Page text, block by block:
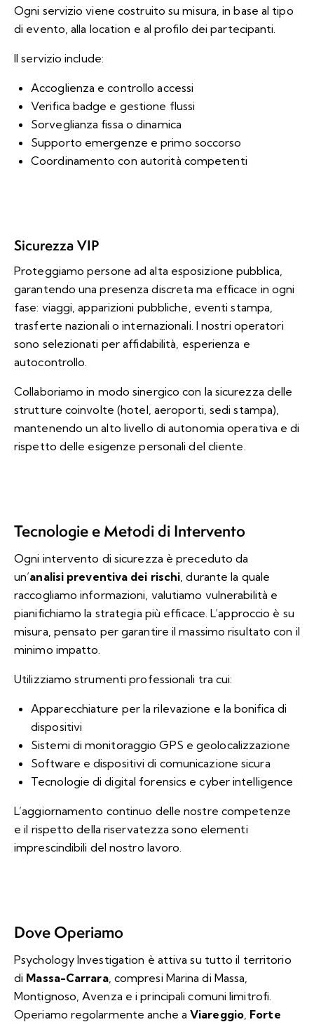
Ogni servizio viene costruito su misura, in base al tipo
di evento, alla location e al profilo dei partecipanti.
Il servizio include:
Accoglienza e controllo accessi
Verifica badge e gestione flussi
Sorveglianza fissa o dinamica
Supporto emergenze e primo soccorso
Coordinamento con autorità competenti
Sicurezza VIP
Proteggiamo persone ad alta esposizione pubblica,
garantendo una presenza discreta ma efficace in ogni
fase: viaggi, apparizioni pubbliche, eventi stampa,
trasferte nazionali o internazionali. I nostri operatori
sono selezionati per affidabilità, esperienza e
autocontrollo.
Collaboriamo in modo sinergico con la sicurezza delle
strutture coinvolte (hotel, aeroporti, sedi stampa),
mantenendo un alto livello di autonomia operativa e di
rispetto delle esigenze personali del cliente.
Tecnologie e Metodi di Intervento
Ogni intervento di sicurezza è preceduto da
un’analisi preventiva dei rischi , durante la quale
raccogliamo informazioni, valutiamo vulnerabilità e
pianifichiamo la strategia più efficace. L’approccio è su
misura, pensato per garantire il massimo risultato con il
minimo impatto.
Utilizziamo strumenti professionali tra cui:
Apparecchiature per la rilevazione e la bonifica di
dispositivi
Sistemi di monitoraggio GPS e geolocalizzazione
Software e dispositivi di comunicazione sicura
Tecnologie di digital forensics e cyber intelligence
L’aggiornamento continuo delle nostre competenze
e il rispetto della riservatezza sono elementi
imprescindibili del nostro lavoro.
Dove Operiamo
Psychology Investigation è attiva su tutto il territorio
di Massa-Carrara, compresi Marina di Massa,
Montignoso, Avenza e i principali comuni limitrofi.
Operiamo regolarmente anche aViareggio, Forte